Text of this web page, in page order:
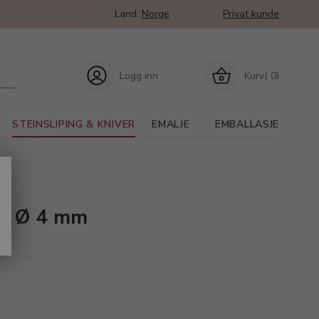
Land: Norge Privat kunde
Kurv( 0)
Logg inn
STEINSLIPING & KNIVER EMALJE EMBALLASJE
Ø 4 mm